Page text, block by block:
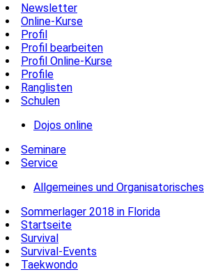
Newsletter
Online-Kurse
Profil
Profil bearbeiten
Profil Online-Kurse
Profile
Ranglisten
Schulen
Dojos online
Seminare
Service
Allgemeines und Organisatorisches
Sommerlager 2018 in Florida
Startseite
Survival
Survival-Events
Taekwondo